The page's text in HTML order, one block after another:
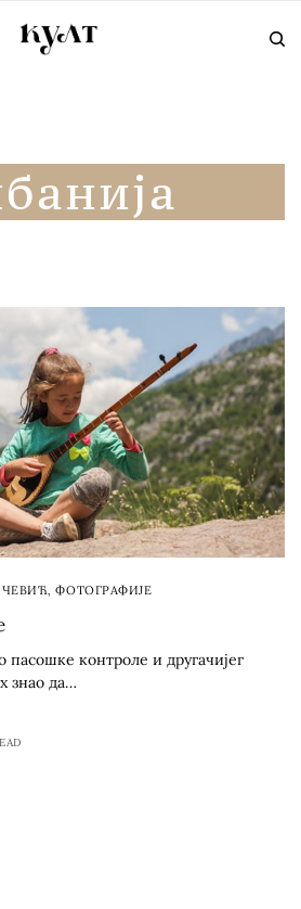
,ФОТОГРАФИЈЕ
пасошке контроле и другачијег
знао да…